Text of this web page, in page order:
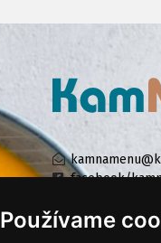
Používame
facebook/